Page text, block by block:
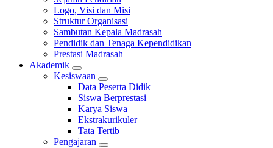
Logo, Visi dan Misi
Struktur Organisasi
Sambutan Kepala Madrasah
Pendidik dan Tenaga Kependidikan
Prestasi Madrasah
Akademik
Kesiswaan
Data Peserta Didik
Siswa Berprestasi
Karya Siswa
Ekstrakurikuler
Tata Tertib
Pengajaran